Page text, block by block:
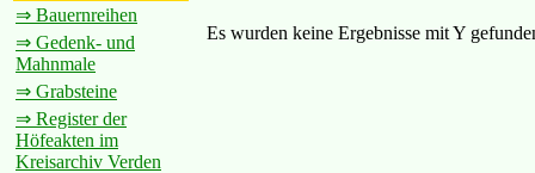
⇒ Bauernreihen
⇒ Gedenk- und
Mahnmale
⇒ Grabsteine
⇒ Register der
Höfeakten im
Kreisarchiv Verden
Es wurden keine Ergebnisse mit Y